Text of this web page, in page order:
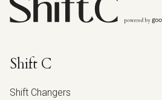
Shift C
Shift Changers